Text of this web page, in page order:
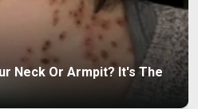
Neck Or Armpit? It's The